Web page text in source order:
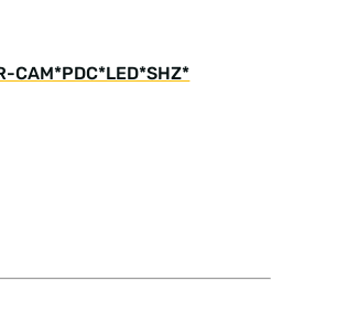
CAM*PDC*LED*SHZ*